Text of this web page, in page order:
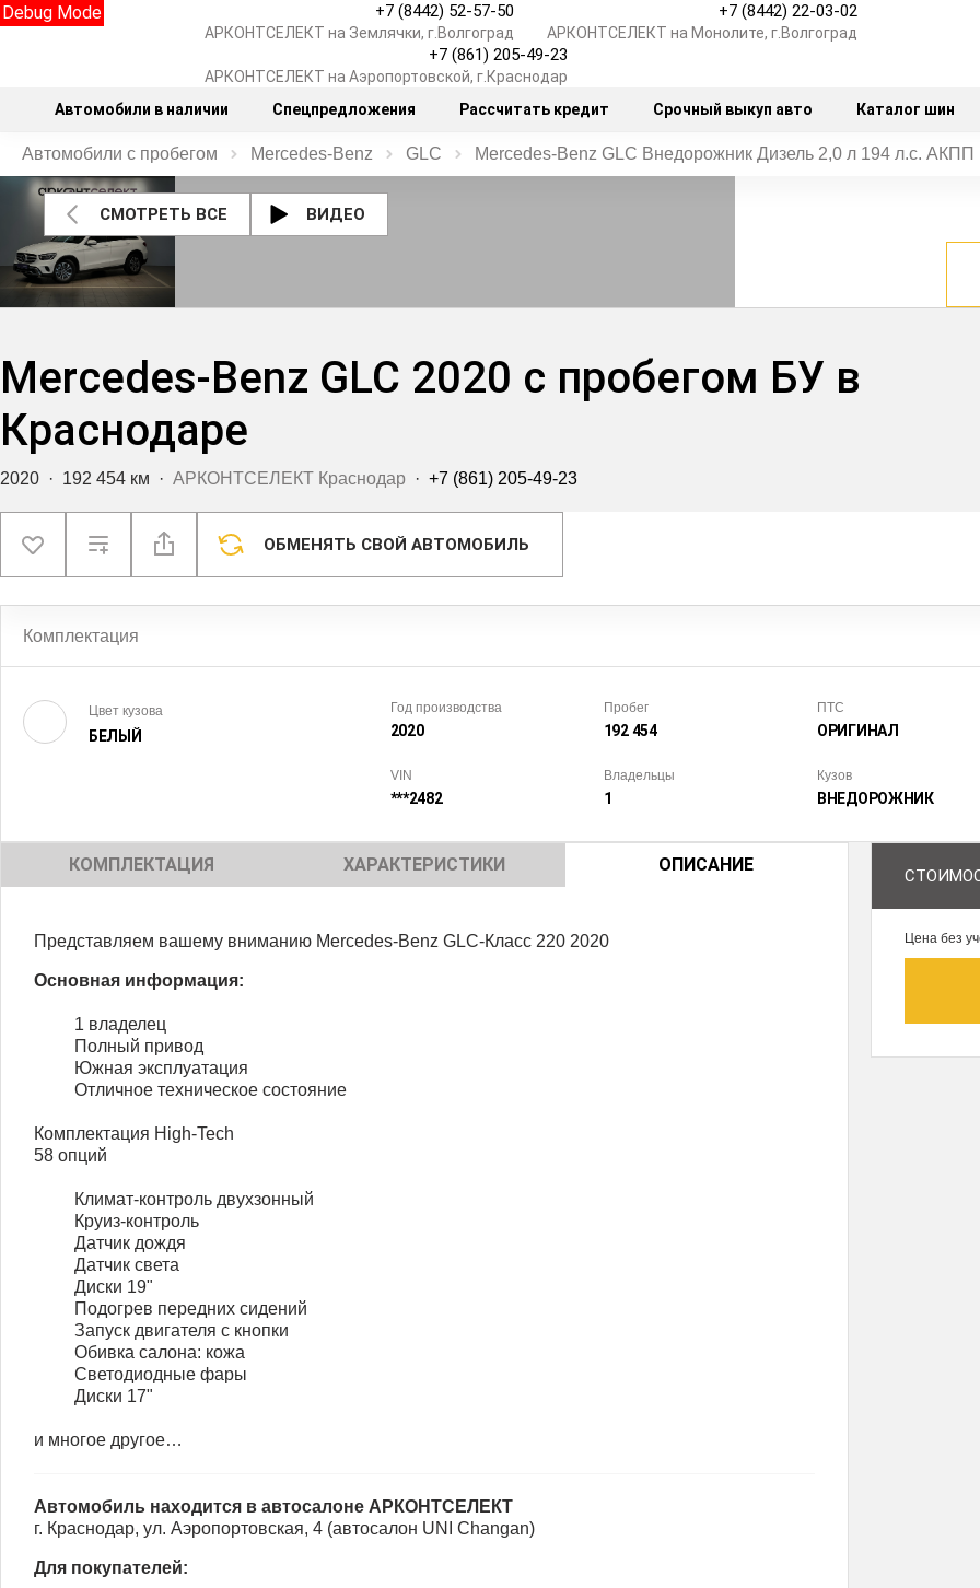
Debug Mode +7 (8442) 52-57-50
АРКОНТСЕЛЕКТ на Землячки, г.Волгоград
+7 (8442) 22-03-02
АРКОНТСЕЛЕКТ на Монолите, г.Волгоград
+7 (861) 205-49-23
АРКОНТСЕЛЕКТ на Аэропортовской, г.Краснодар
Автомобили в наличии Спецпредложения Рассчитать кредит Срочный выкуп авто Каталог шин
Автомобили с пробегом Mercedes‑Benz GLC Mercedes‑Benz GLC Внедорожник Дизель 2,0 л 194 л.с. АКПП
СМОТРЕТЬ ВСЕ ВИДЕО
Mercedes‑Benz GLC 2020 с пробегом БУ в
Краснодаре
2020 · 192 454 км · АРКОНТСЕЛЕКТ Краснодар · +7 (861) 205-49-23
ОБМЕНЯТЬ СВОЙ АВТОМОБИЛЬ
Комплектация
Цвет кузова
БЕЛЫЙ
Год производства
2020
Пробег
192 454
ПТС
ОРИГИНАЛ
VIN
***2482
Владельцы
1
Кузов
ВНЕДОРОЖ­НИК
КОМПЛЕКТАЦИЯ ХАРАКТЕРИСТИКИ ОПИСАНИЕ
Представляем вашему вниманию Mercedes-Benz GLC-Класс 220 2020
Основная информация:
1 владелец
Полный привод
Южная эксплуатация
Отличное техническое состояние
Комплектация High-Tech
58 опций
Климат-контроль двухзонный
Круиз-контроль
Датчик дождя
Датчик света
Диски 19"
Подогрев передних сидений
Запуск двигателя с кнопки
Обивка салона: кожа
Светодиодные фары
Диски 17"
и многое другое…
Автомобиль находится в автосалоне АРКОНТСЕЛЕКТ
г. Краснодар, ул. Аэропортовская, 4 (автосалон UNI Changan)
Для покупателей:
Цена без